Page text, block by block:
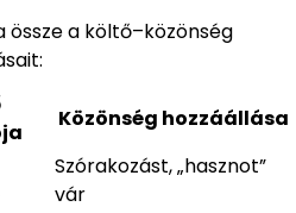
a költő–közönség
Közönség hozzáállása
Szórakozást, „hasznot”
vár